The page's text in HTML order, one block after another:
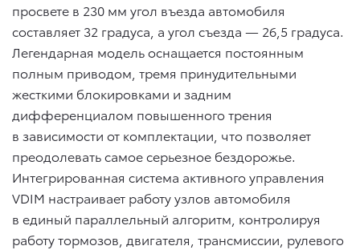
просвете в 230 мм угол въезда автомобиля
составляет 32 градуса, а угол съезда — 26,5 градуса.
Легендарная модель оснащается постоянным
полным приводом, тремя принудительными
жесткими блокировками и задним
дифференциалом повышенного трения
в зависимости от комплектации, что позволяет
преодолевать самое серьезное бездорожье.
Интегрированная система активного управления
VDIM настраивает работу узлов автомобиля
в единый параллельный алгоритм, контролируя
работу тормозов, двигателя, трансмиссии, рулевого